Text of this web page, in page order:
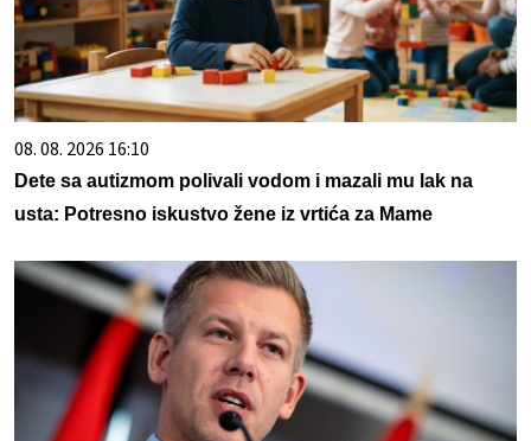
08. 08. 2026 16:10
Dete sa autizmom polivali vodom i mazali mu lak na
usta: Potresno iskustvo žene iz vrtića za Mame